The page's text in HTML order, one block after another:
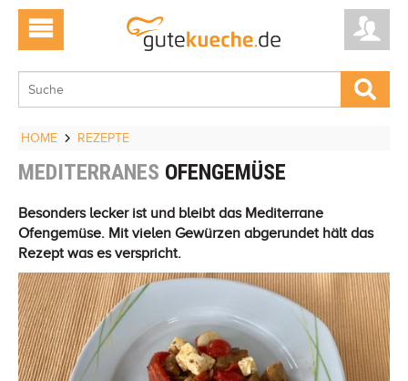
HOME REZEPTE
MEDITERRANES OFENGEMÜSE
Besonders lecker ist und bleibt das Mediterrane
Ofengemüse. Mit vielen Gewürzen abgerundet hält das
Rezept was es verspricht.